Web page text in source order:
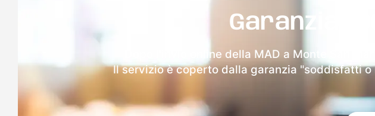
Garanzia
Dopo l'invio online della MAD a Monte San
Il servizio è coperto dalla garanzia "soddisfatti